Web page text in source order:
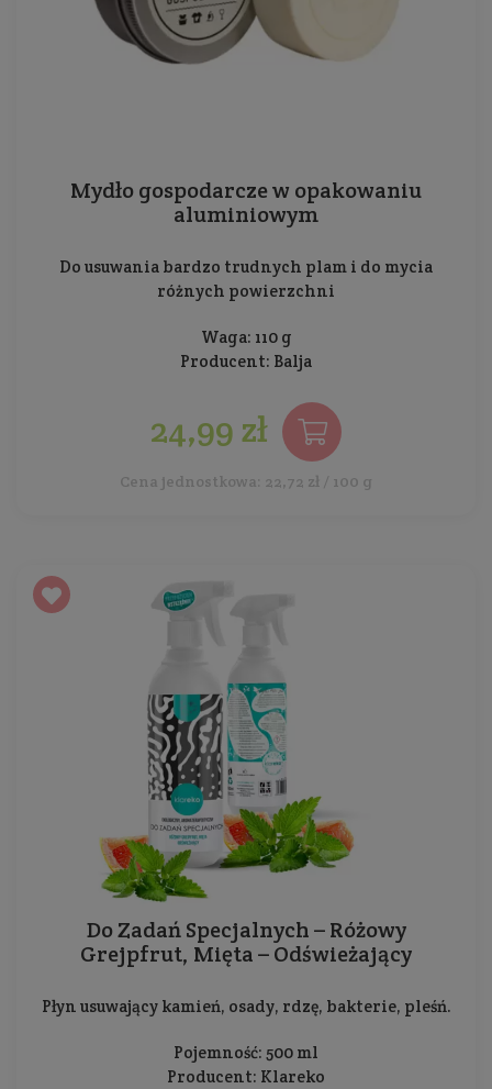
Mydło gospodarcze w opakowaniu
aluminiowym
Do usuwania bardzo trudnych plam i do mycia
różnych powierzchni
Waga: 110 g
Producent: Balja
24,99 zł
Cena jednostkowa: 22,72 zł / 100 g
Do Zadań Specjalnych – Różowy
Grejpfrut, Mięta – Odświeżający
Płyn usuwający kamień, osady, rdzę, bakterie, pleśń.
Pojemność: 500 ml
Producent: Klareko